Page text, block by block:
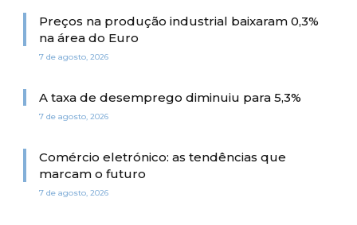
Preços na produção industrial baixaram 0,3%
na área do Euro
7 de agosto, 2026
A taxa de desemprego diminuiu para 5,3%
7 de agosto, 2026
Comércio eletrónico: as tendências que
marcam o futuro
7 de agosto, 2026